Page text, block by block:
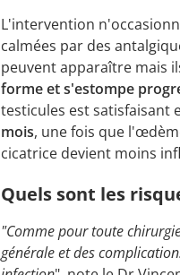
L'intervention
calmées par des
peuvent apparaître mais
forme et s'estompe
testicules est satisfaisant
mois, une fois que
cicatrice devient moins
Quels sont les
"Comme pour toute
générale et des